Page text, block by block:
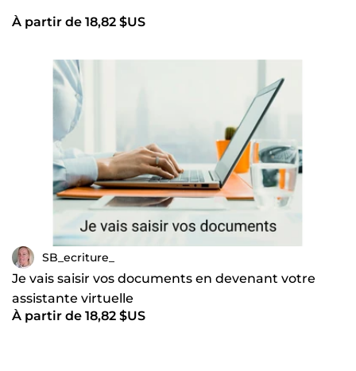
À partir de 18,82 $US
SB_ecriture_
Je vais saisir vos documents en devenant votre
assistante virtuelle
À partir de 18,82 $US